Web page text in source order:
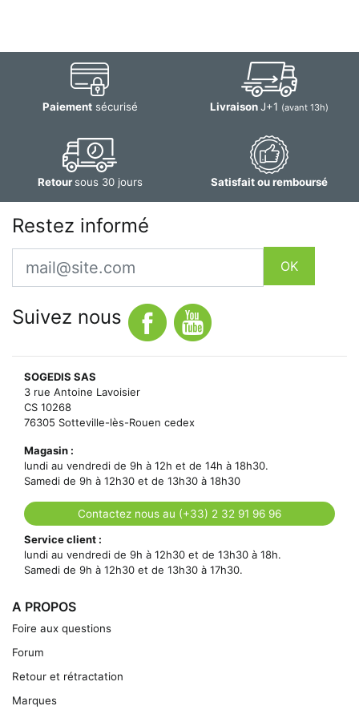
Paiementsécurisé LivraisonJ+1 (avant 13h)
Retoursous 30 jours Satisfait ou remboursé
Restez informé
Email
OK
Suivez nous
SOGEDIS SAS
3 rue Antoine Lavoisier
CS 10268
76305 Sotteville-lès-Rouen cedex
Magasin :
lundi au vendredi de 9h à 12h et de 14h à 18h30.
Samedi de 9h à 12h30 et de 13h30 à 18h30
Contactez nous au (+33) 2 32 91 96 96
Service client :
lundi au vendredi de 9h à 12h30 et de 13h30 à 18h.
Samedi de 9h à 12h30 et de 13h30 à 17h30.
A PROPOS
Foire aux questions
Forum
Retour et rétractation
Marques